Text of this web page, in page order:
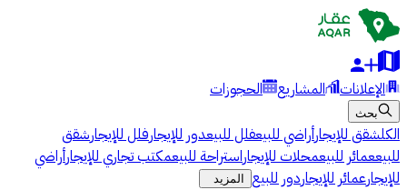
الإعلانات المشاريع الحجوزات
بحث
الكلشقق للإيجارأراضي للبيعفلل للبيعدور للإيجارفلل للإيجارشقق
للبيععمائر للبيعمحلات للإيجاراستراحة للبيعمكتب تجاري للإيجارأراضي
للإيجارعمائر للإيجاردور للبيع المزيد